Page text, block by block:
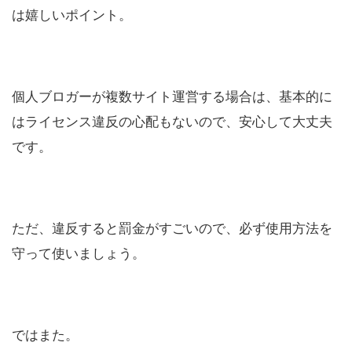
は嬉しいポイント。
個人ブロガーが複数サイト運営する場合は、基本的に
はライセンス違反の心配もないので、安心して大丈夫
です。
ただ、違反すると罰金がすごいので、必ず使用方法を
守って使いましょう。
ではまた。